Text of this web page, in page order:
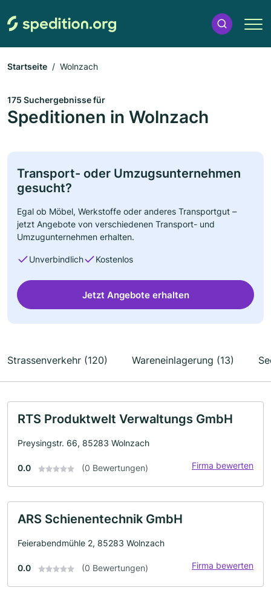
Startseite Wolnzach
175 Suchergebnisse für
Speditionen in Wolnzach
Transport- oder Umzugsunternehmen
gesucht?
Egal ob Möbel, Werkstoffe oder anderes Transportgut –
jetzt Angebote von verschiedenen Transport- und
Umzugunternehmen erhalten.
Unverbindlich Kostenlos
Jetzt Angebote erhalten
Strassenverkehr (120) Wareneinlagerung (13)
RTS Produktwelt Verwaltungs GmbH
Preysingstr. 66, 85283 Wolnzach
0.0 (0 Bewertungen) Firma bewerten
ARS Schienentechnik GmbH
Feierabendmühle 2, 85283 Wolnzach
0.0 (0 Bewertungen) Firma bewerten